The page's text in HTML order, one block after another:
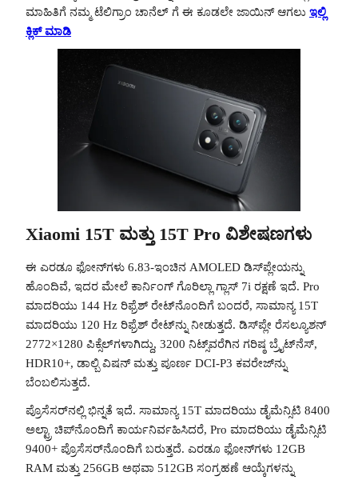
ಮಾಹಿತಿಗೆ ನಮ್ಮ ಟೆಲಿಗ್ರಾಂ ಚಾನೆಲ್ ಗೆ ಈ ಕೂಡಲೇ ಜಾಯಿನ್ ಆಗಲು ಇಲ್ಲಿ
ಕ್ಲಿಕ್ ಮಾಡಿ
Xiaomi 15T ಮತ್ತು 15T Pro ವಿಶೇಷಣಗಳು
ಈ ಎರಡೂ ಫೋನ್‌ಗಳು 6.83-ಇಂಚಿನ AMOLED ಡಿಸ್‌ಪ್ಲೇಯನ್ನು
ಹೊಂದಿವೆ, ಇದರ ಮೇಲೆ ಕಾರ್ನಿಂಗ್ ಗೊರಿಲ್ಲಾ ಗ್ಲಾಸ್ 7i ರಕ್ಷಣೆ ಇದೆ. Pro
ಮಾದರಿಯು 144 Hz ರಿಫ್ರೆಶ್ ರೇಟ್‌ನೊಂದಿಗೆ ಬಂದರೆ, ಸಾಮಾನ್ಯ 15T
ಮಾದರಿಯು 120 Hz ರಿಫ್ರೆಶ್ ರೇಟ್‌ನ್ನು ನೀಡುತ್ತದೆ. ಡಿಸ್‌ಪ್ಲೇ ರೆಸಲ್ಯೂಶನ್
2772×1280 ಪಿಕ್ಸೆಲ್‌ಗಳಾಗಿದ್ದು, 3200 ನಿಟ್ಸ್‌ವರೆಗಿನ ಗರಿಷ್ಠ ಬ್ರೈಟ್‌ನೆಸ್,
HDR10+, ಡಾಲ್ಬಿ ವಿಷನ್ ಮತ್ತು ಪೂರ್ಣ DCI-P3 ಕವರೇಜ್‌ನ್ನು
ಬೆಂಬಲಿಸುತ್ತದೆ.
ಪ್ರೊಸೆಸರ್‌ನಲ್ಲಿ ಭಿನ್ನತೆ ಇದೆ. ಸಾಮಾನ್ಯ 15T ಮಾದರಿಯು ಡೈಮೆನ್ಸಿಟಿ 8400
ಅಲ್ಟ್ರಾ ಚಿಪ್‌ನೊಂದಿಗೆ ಕಾರ್ಯನಿರ್ವಹಿಸಿದರೆ, Pro ಮಾದರಿಯು ಡೈಮೆನ್ಸಿಟಿ
9400+ ಪ್ರೊಸೆಸರ್‌ನೊಂದಿಗೆ ಬರುತ್ತದೆ. ಎರಡೂ ಫೋನ್‌ಗಳು 12GB
RAM ಮತ್ತು 256GB ಅಥವಾ 512GB ಸಂಗ್ರಹಣೆ ಆಯ್ಕೆಗಳನ್ನು